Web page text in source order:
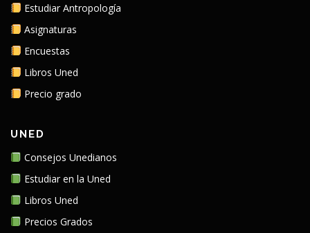
Estudiar Antropología
Asignaturas
Encuestas
Libros Uned
Precio grado
UNED
Consejos Unedianos
Estudiar en la Uned
Libros Uned
Precios Grados